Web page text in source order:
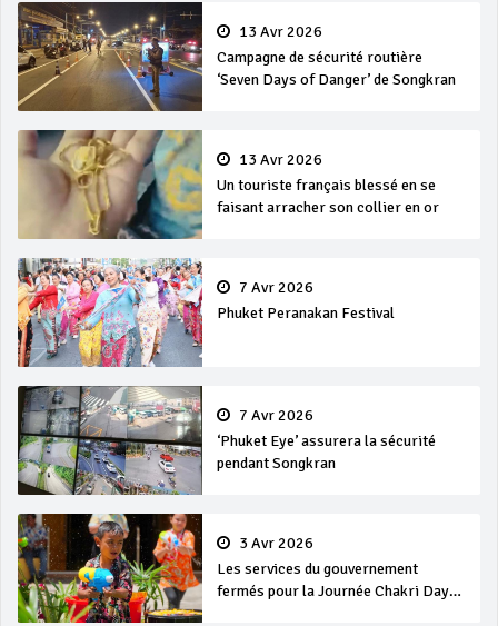
13 Avr 2026
Campagne de sécurité routière
‘Seven Days of Danger’ de Songkran
13 Avr 2026
Un touriste français blessé en se
faisant arracher son collier en or
7 Avr 2026
Phuket Peranakan Festival
7 Avr 2026
‘Phuket Eye’ assurera la sécurité
pendant Songkran
3 Avr 2026
Les services du gouvernement
fermés pour la Journée Chakri Day